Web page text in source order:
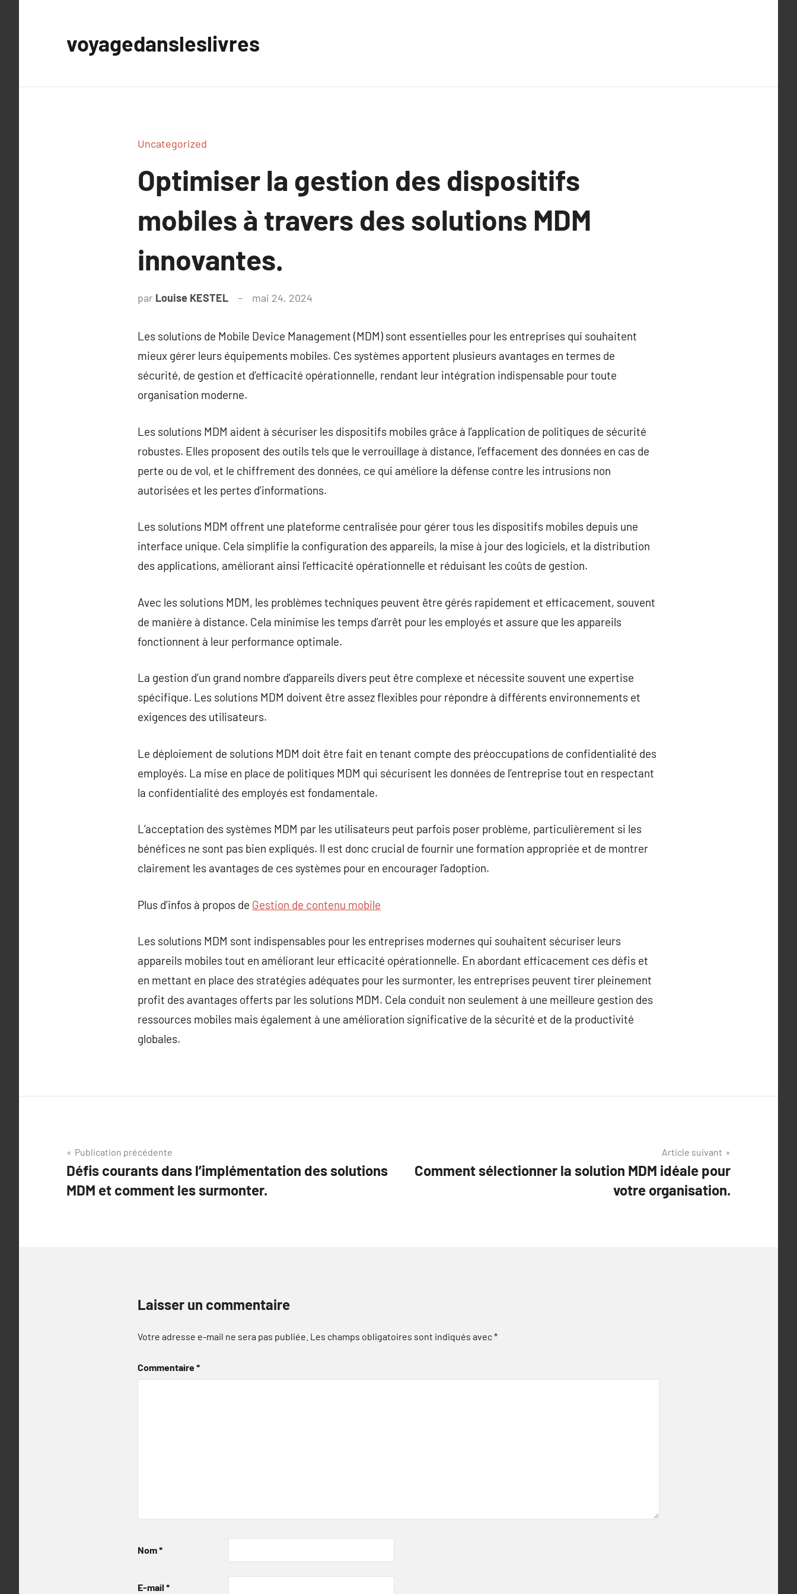
voyagedansleslivres
Uncategorized
Optimiser la gestion des dispositifs
mobiles à travers des solutions MDM
innovantes.
par Louise KESTEL mai 24, 2024
Les solutions de Mobile Device Management (MDM) sont essentielles pour les entreprises qui souhaitent
mieux gérer leurs équipements mobiles. Ces systèmes apportent plusieurs avantages en termes de
sécurité, de gestion et d’efficacité opérationnelle, rendant leur intégration indispensable pour toute
organisation moderne.
Les solutions MDM aident à sécuriser les dispositifs mobiles grâce à l’application de politiques de sécurité
robustes. Elles proposent des outils tels que le verrouillage à distance, l’effacement des données en cas de
perte ou de vol, et le chiffrement des données, ce qui améliore la défense contre les intrusions non
autorisées et les pertes d’informations.
Les solutions MDM offrent une plateforme centralisée pour gérer tous les dispositifs mobiles depuis une
interface unique. Cela simplifie la configuration des appareils, la mise à jour des logiciels, et la distribution
des applications, améliorant ainsi l’efficacité opérationnelle et réduisant les coûts de gestion.
Avec les solutions MDM, les problèmes techniques peuvent être gérés rapidement et efficacement, souvent
de manière à distance. Cela minimise les temps d’arrêt pour les employés et assure que les appareils
fonctionnent à leur performance optimale.
La gestion d’un grand nombre d’appareils divers peut être complexe et nécessite souvent une expertise
spécifique. Les solutions MDM doivent être assez flexibles pour répondre à différents environnements et
exigences des utilisateurs.
Le déploiement de solutions MDM doit être fait en tenant compte des préoccupations de confidentialité des
employés. La mise en place de politiques MDM qui sécurisent les données de l’entreprise tout en respectant
la confidentialité des employés est fondamentale.
L’acceptation des systèmes MDM par les utilisateurs peut parfois poser problème, particulièrement si les
bénéfices ne sont pas bien expliqués. Il est donc crucial de fournir une formation appropriée et de montrer
clairement les avantages de ces systèmes pour en encourager l’adoption.
Plus d’infos à propos de Gestion de contenu mobile
Les solutions MDM sont indispensables pour les entreprises modernes qui souhaitent sécuriser leurs
appareils mobiles tout en améliorant leur efficacité opérationnelle. En abordant efficacement ces défis et
en mettant en place des stratégies adéquates pour les surmonter, les entreprises peuvent tirer pleinement
profit des avantages offerts par les solutions MDM. Cela conduit non seulement à une meilleure gestion des
ressources mobiles mais également à une amélioration significative de la sécurité et de la productivité
globales.
Navigation
de
l’article
Publication précédente
Défis courants dans l’implémentation des solutions
MDM et comment les surmonter.
Article suivant
Comment sélectionner la solution MDM idéale pour
votre organisation.
Laisser un commentaire
Votre adresse e-mail ne sera pas publiée. Les champs obligatoires sont indiqués avec*
Commentaire*
Nom*
E-mail *